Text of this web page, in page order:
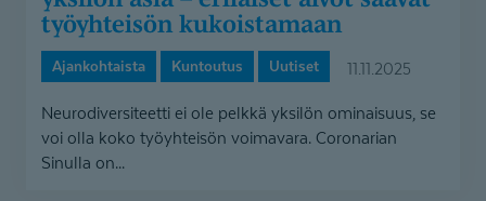
työyhteisön kukoistamaan
Ajankohtaista Kuntoutus Uutiset 11.11.2025
Neurodiversiteetti ei ole pelkkä yksilön ominaisuus, se
voi olla koko työyhteisön voimavara. Coronarian
Sinulla on...